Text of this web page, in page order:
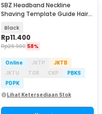
SBZ Headband Neckline
Shaving Template Guide Hair
Black
Rp11.400
Rp26.900 58%
Online JKTP
JKTB
JKTU
TGR CKP
PBKS
PDPK
Lihat Ketersediaan Stok